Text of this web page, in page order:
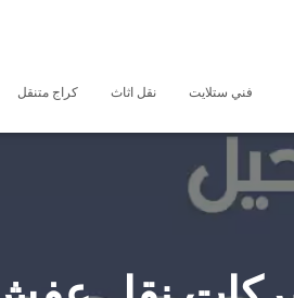
فني ستلايت نقل اثاث كراج متنقل